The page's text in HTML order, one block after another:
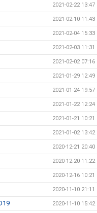
2021-02-22 13:47
2021-02-10 11:43
2021-02-04 15:33
2021-02-03 11:31
2021-02-02 07:16
2021-01-29 12:49
2021-01-24 19:57
2021-01-22 12:24
2021-01-21 10:21
2021-01-02 13:42
2020-12-21 20:40
2020-12-20 11:22
2020-12-16 10:21
2020-11-10 21:11
2020-11-10 15:42